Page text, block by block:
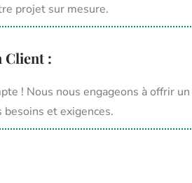
projet sur mesure.
Client :
! Nous nous engageons à offrir
besoins et exigences.